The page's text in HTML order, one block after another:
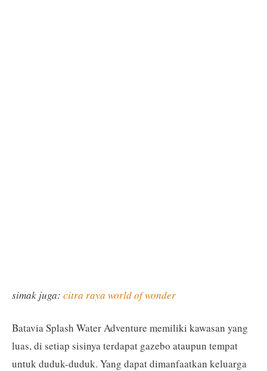
simak juga: citra raya world of wonder
Batavia Splash Water Adventure memiliki kawasan yang
luas, di setiap sisinya terdapat gazebo ataupun tempat
untuk duduk-duduk. Yang dapat dimanfaatkan keluarga